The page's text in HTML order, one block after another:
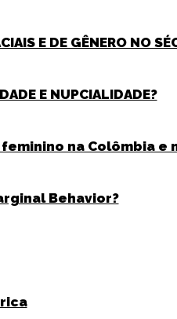
E DE GÊNERO NO
E NUPCIALIDADE?
na Colômbia e
Behavior?